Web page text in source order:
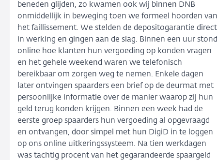
beneden glijden, zo kwamen ook wij binnen DNB
onmiddellijk in beweging toen we formeel hoorden van
het faillissement. We stelden de depositogarantie direct
in werking en gingen aan de slag. Binnen een uur stond
online hoe klanten hun vergoeding op konden vragen
en het gehele weekend waren we telefonisch
bereikbaar om zorgen weg te nemen. Enkele dagen
later ontvingen spaarders een brief op de deurmat met
persoonlijke informatie over de manier waarop zij hun
geld terug konden krijgen. Binnen een week had de
eerste groep spaarders hun vergoeding al opgevraagd
en ontvangen, door simpel met hun DigiD in te loggen
op ons online uitkeringssysteem. Na tien werkdagen
was tachtig procent van het gegarandeerde spaargeld